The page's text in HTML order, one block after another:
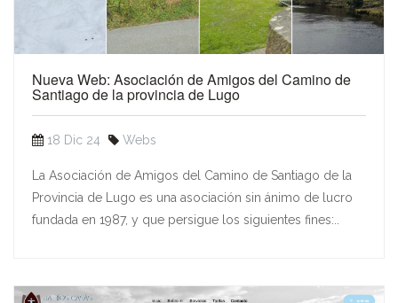
Nueva Web: Asociación de Amigos del Camino de
Santiago de la provincia de Lugo
18 Dic 24 Webs
La Asociación de Amigos del Camino de Santiago de la
Provincia de Lugo es una asociación sin ánimo de lucro
fundada en 1987, y que persigue los siguientes fines:..